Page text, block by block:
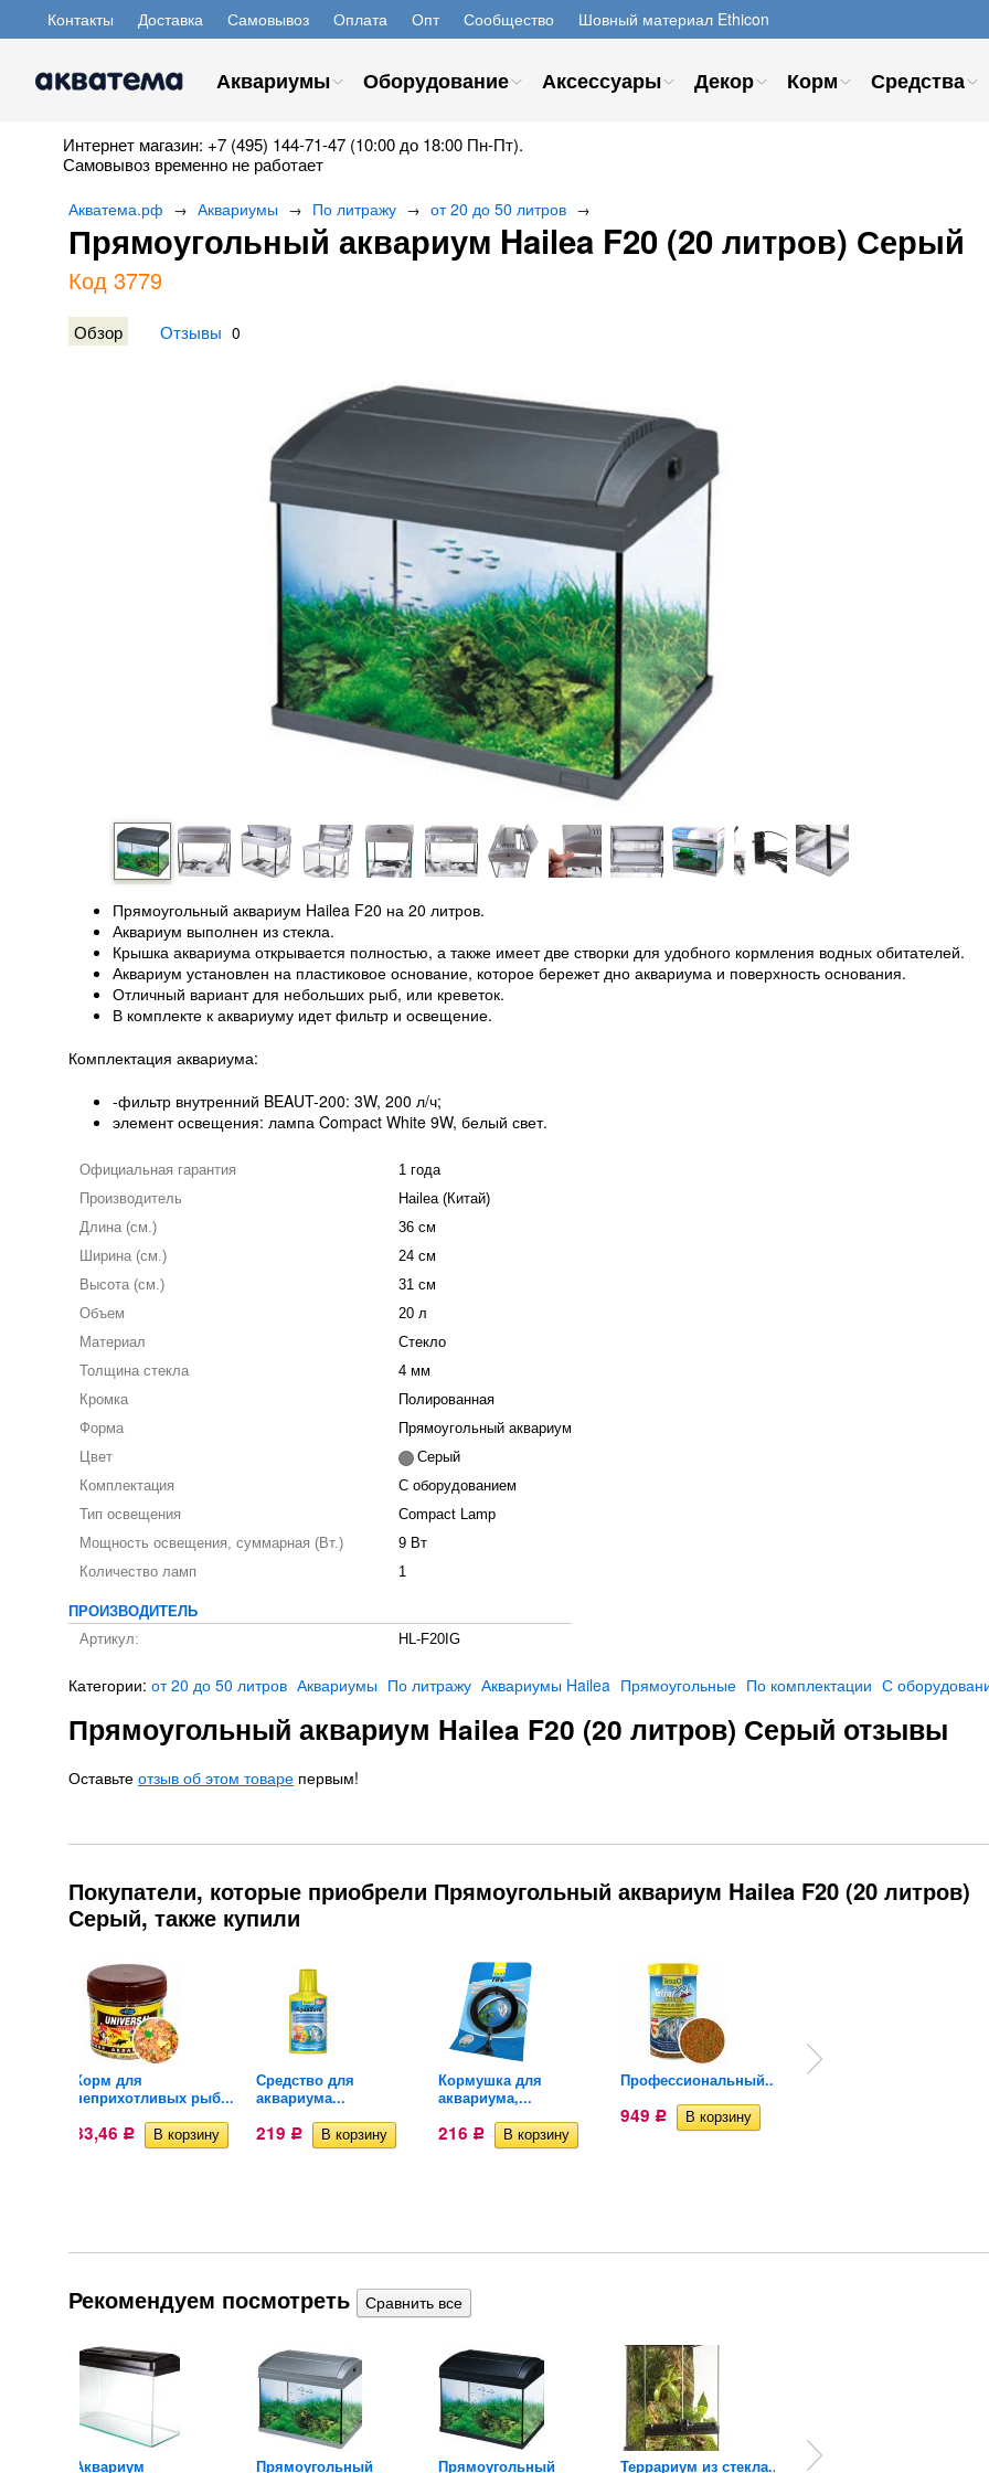
Контакты Доставка Самовывоз Оплата Опт Сообщество Шовный материал Ethicon
Аквариумы Оборудование Аксессуары Декор Корм Средства
Интернет магазин: +7 (495) 144-71-47 (10:00 до 18:00 Пн-Пт).
Самовывоз временно не работает
Акватема.рф → Аквариумы → По литражу → от 20 до 50 литров →
​Прямоугольный аквариум Hailea F20 (20 литров) Серый
Код 3779
Обзор Отзывы 0
Прямоугольный аквариум Hailea F20 на 20 литров.
Аквариум выполнен из стекла.
Крышка аквариума открывается полностью, а также имеет две створки для удобного кормления водных обитателей.
Аквариум установлен на пластиковое основание, которое бережет дно аквариума и поверхность основания.
Отличный вариант для небольших рыб, или креветок.
В комплекте к аквариуму идет фильтр и освещение.
Комплектация аквариума:
-фильтр внутренний BEAUT-200: 3W, 200 л/ч;
элемент освещения: лампа Compact White 9W, белый свет.
Официальная гарантия
1 года
Производитель
Hailea (Китай)
Длина (см.)
36 см
Ширина (см.)
24 см
Высота (см.)
31 см
Объем
20 л
Материал
Стекло
Толщина стекла
4 мм
Кромка
Полированная
Форма
Прямоугольный аквариум
Цвет
Серый
Комплектация
С оборудованием
Тип освещения
Compact Lamp
Мощность освещения, суммарная (Вт.)
9 Вт
Количество ламп
1
ПРОИЗВОДИТЕЛЬ
Артикул:
HL-F20IG
Категории: от 20 до 50 литров Аквариумы По литражу Аквариумы Hailea Прямоугольные По комплектации С
​Прямоугольный аквариум Hailea F20 (20 литров) Серый отзывы
Оставьте отзыв об этом товаре первым!
Покупатели, которые приобрели ​Прямоугольный аквариум Hailea F20 (20 литров)
Серый, также купили
Корм для
неприхотливых рыб...
83,46 Р
Средство для
аквариума...
219 Р
Кормушка для
аквариума,...
216 Р
Профессиональный...
949 Р
Людвигия ползучая
Рекомендуем посмотреть
Аквариум ​Прямоугольный ​Прямоугольный Террариум из стекла... Террариум из стекла...